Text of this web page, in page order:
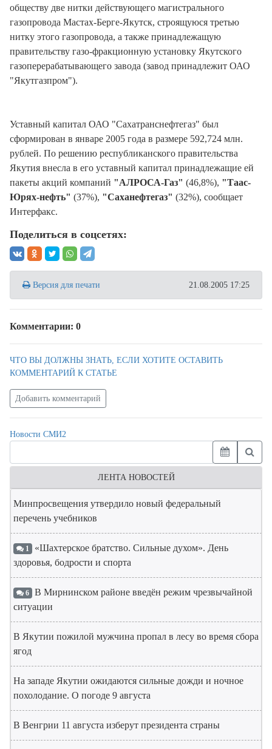
обществу две нитки действующего магистрального
газопровода Мастах-Берге-Якутск, строящуюся третью
нитку этого газопровода, а также принадлежащую
правительству газо-фракционную установку Якутского
газоперерабатывающего завода (завод принадлежит ОАО
"Якутгазпром").
Уставный капитал ОАО "Сахатранснефтегаз" был
сформирован в январе 2005 года в размере 592,724 млн.
рублей. По решению республиканского правительства
Якутия внесла в его уставный капитал принадлежащие ей
пакеты акций компаний "АЛРОСА-Газ" (46,8%), "Таас-
Юрях-нефть" (37%), "Саханефтегаз" (32%), сообщает
Интерфакс.
Поделиться в соцсетях:
Версия для печати 21.08.2005 17:25
Комментарии: 0
ЧТО ВЫ ДОЛЖНЫ ЗНАТЬ, ЕСЛИ ХОТИТЕ ОСТАВИТЬ
КОММЕНТАРИЙ К СТАТЬЕ
Добавить комментарий
Новости СМИ2
ЛЕНТА НОВОСТЕЙ
Минпросвещения утвердило новый федеральный
перечень учебников
1 «Шахтерское братство. Сильные духом». День
здоровья, бодрости и спорта
6 В Мирнинском районе введён режим чрезвычайной
ситуации
В Якутии пожилой мужчина пропал в лесу во время сбора
ягод
На западе Якутии ожидаются сильные дожди и ночное
похолодание. О погоде 9 августа
В Венгрии 11 августа изберут президента страны